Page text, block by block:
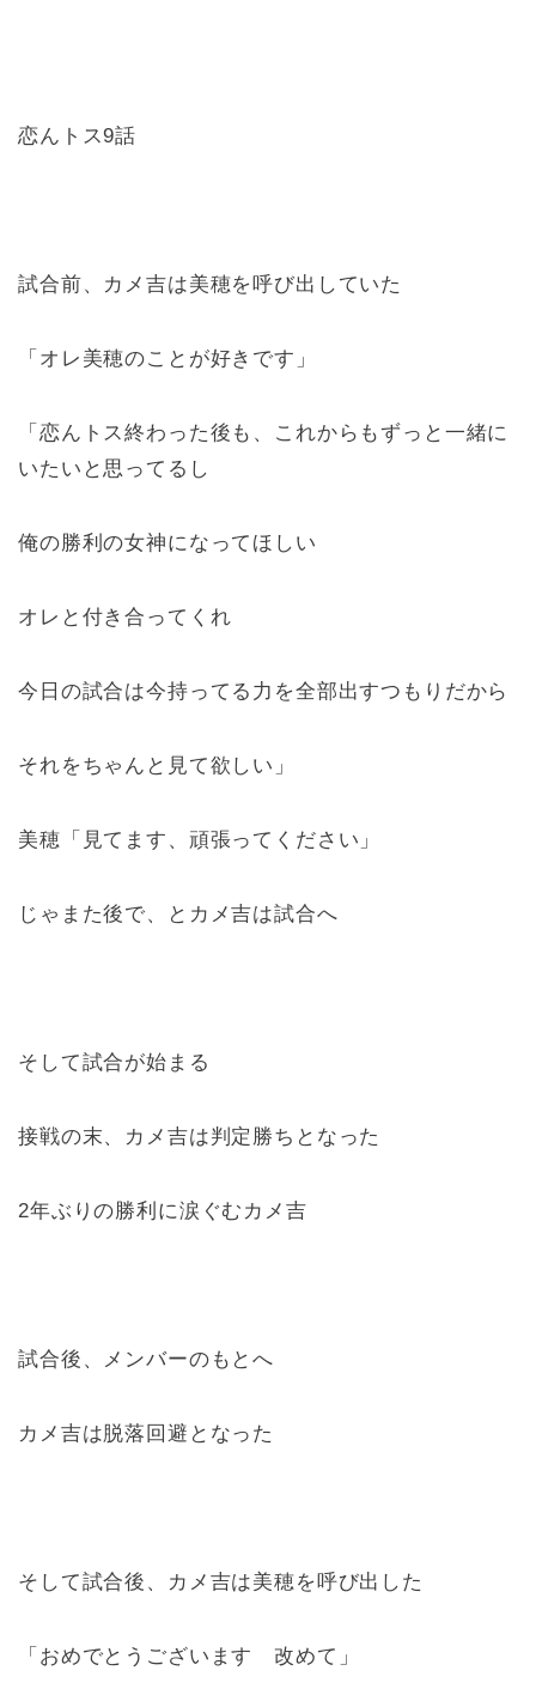
恋んトス9話
試合前、カメ吉は美穂を呼び出していた
「オレ美穂のことが好きです」
「恋んトス終わった後も、これからもずっと一緒に
いたいと思ってるし
俺の勝利の女神になってほしい
オレと付き合ってくれ
今日の試合は今持ってる力を全部出すつもりだから
それをちゃんと見て欲しい」
美穂「見てます、頑張ってください」
じゃまた後で、とカメ吉は試合へ
そして試合が始まる
接戦の末、カメ吉は判定勝ちとなった
2年ぶりの勝利に涙ぐむカメ吉
試合後、メンバーのもとへ
カメ吉は脱落回避となった
そして試合後、カメ吉は美穂を呼び出した
「おめでとうございます 改めて」